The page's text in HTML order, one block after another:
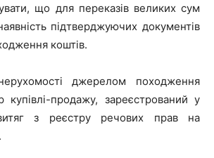
що для переказів великих сум
підтверджуючих документів
коштів.
джерелом походження
купівлі-продажу, зареєстрований у
з реєстру речових прав на